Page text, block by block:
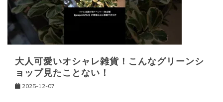
大人可愛いオシャレ雑貨！こんなグリーンシ
ョップ見たことない！
2025-12-07